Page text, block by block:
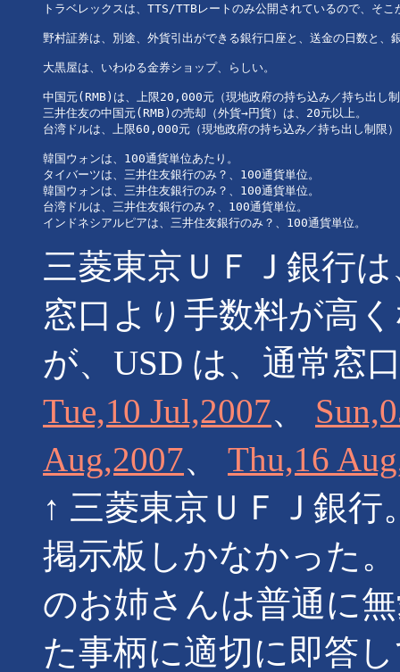
トラベレックスは、TTS/TTBレートのみ公開されているので、そこ
野村証券は、別途、外貨引出ができる銀行口座と、送金の日数と、
大黒屋は、いわゆる金券ショップ、らしい。
中国元(RMB)は、上限20,000元（現地政府の持ち込み／持ち出し
三井住友の中国元(RMB)の売却（外貨→円貨）は、20元以上。
台湾ドルは、上限60,000元（現地政府の持ち込み／持ち出し制限
韓国ウォンは、100通貨単位あたり。
タイバーツは、三井住友銀行のみ？、100通貨単位。
韓国ウォンは、三井住友銀行のみ？、100通貨単位。
台湾ドルは、三井住友銀行のみ？、100通貨単位。
三菱東京ＵＦＪ銀行
窓口より手数料が高
が、USD は、通常窓
Tue,10 Jul,2007、
Aug,2007、 Thu,16
↑ 三菱東京ＵＦＪ銀
掲示板しかなかった
のお姉さんは普通に
た事柄に適切に即答